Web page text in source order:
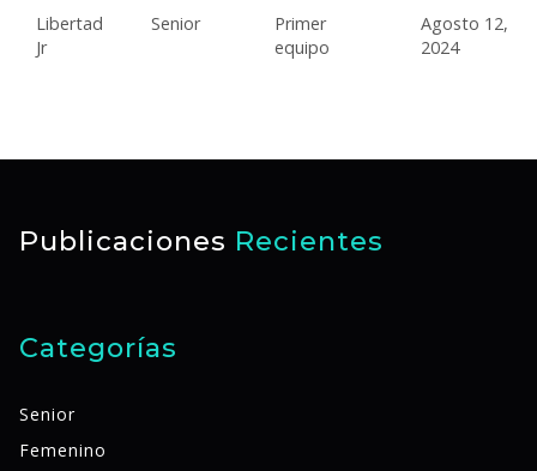
Libertad
Jr
Senior
Primer
equipo
Agosto 12,
2024
Publicaciones Recientes
Categorías
Senior
Femenino